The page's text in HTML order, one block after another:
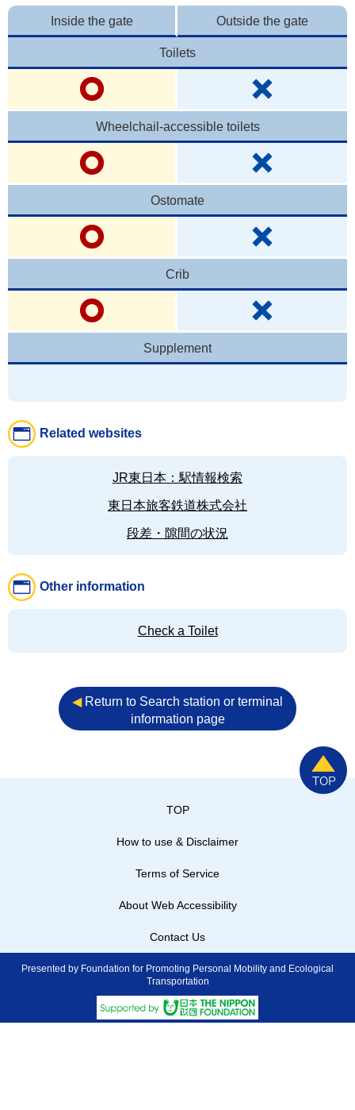
Inside the gate Outside the gate
Toilets
Wheelchail-accessible toilets
Ostomate
Crib
Supplement
Related websites
JR東日本：駅情報検索
東日本旅客鉄道株式会社
段差・隙間の状況
Other information
Check a Toilet
◀︎Return to Search station or terminal
information page
TOP
How to use & Disclaimer
Terms of Service
About Web Accessibility
Contact Us
Presented by Foundation for Promoting Personal Mobility and Ecological
Transportation